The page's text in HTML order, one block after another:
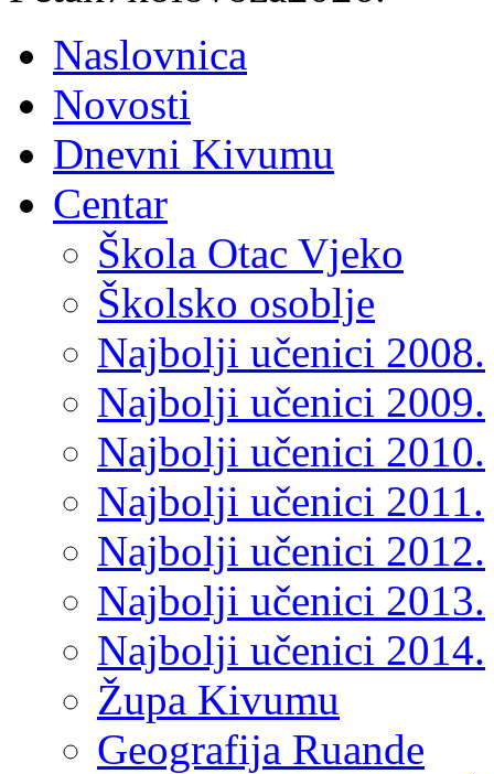
Naslovnica
Novosti
Dnevni Kivumu
Centar
Škola Otac Vjeko
Školsko osoblje
Najbolji učenici 2008.
Najbolji učenici 2009.
Najbolji učenici 2010.
Najbolji učenici 2011.
Najbolji učenici 2012.
Najbolji učenici 2013.
Najbolji učenici 2014.
Župa Kivumu
Geografija Ruande